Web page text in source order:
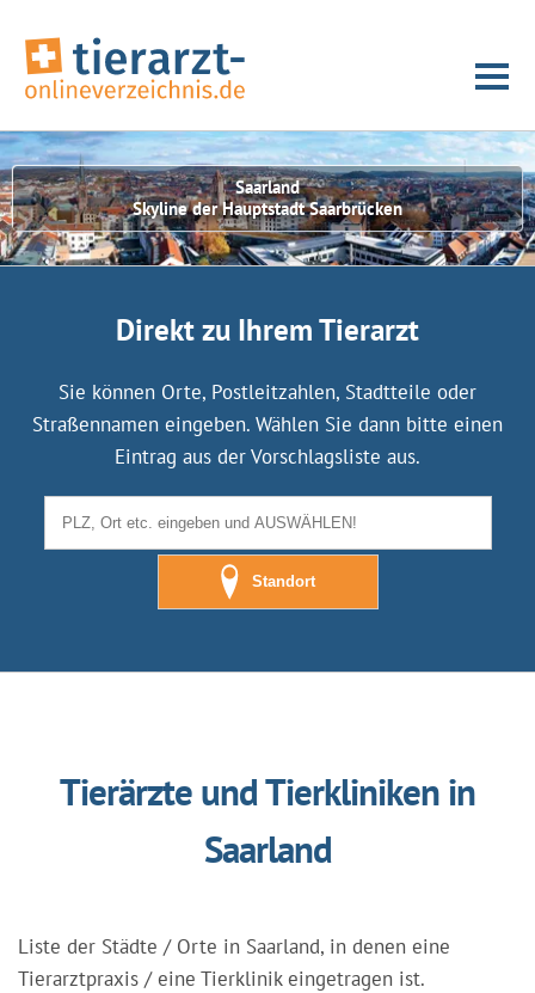
Saarland
Skyline der Hauptstadt Saarbrücken
Direkt zu Ihrem Tierarzt
Sie können Orte, Postleitzahlen, Stadtteile oder
Straßennamen eingeben. Wählen Sie dann bitte einen
Eintrag aus der Vorschlagsliste aus.
Standort
Tierärzte und Tierkliniken in
Saarland
Liste der Städte / Orte in Saarland, in denen eine
Tierarztpraxis / eine Tierklinik eingetragen ist.